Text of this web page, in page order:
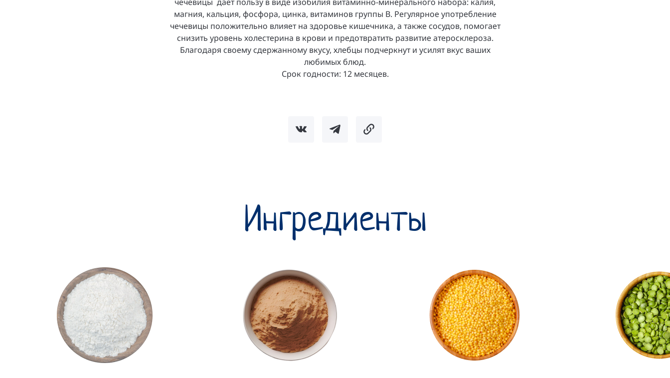
магния, кальция, фосфора, цинка, витаминов группы B. Регулярное употребление
чечевицы положительно влияет на здоровье кишечника, а также сосудов, помогает
снизить уровень холестерина в крови и предотвратить развитие атеросклероза.
Благодаря своему сдержанному вкусу, хлебцы подчеркнут и усилят вкус ваших
любимых блюд.
Срок годности: 12 месяцев.
Ингредиенты